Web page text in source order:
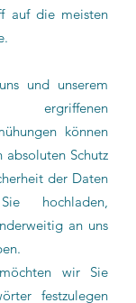
auf die meisten
und unserem
ergriffenen
können
Schutz
der Daten
hochladen,
an uns
wir Sie
festzulegen